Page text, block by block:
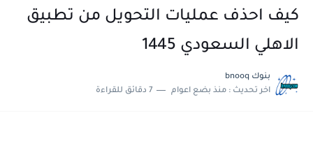
كيف احذف عمليات التحويل من تطبيق
الاهلي السعودي 1445
بنوك bnooq
اخر تحديث : منذ بضع اعوام 7 دقائق للقراءة